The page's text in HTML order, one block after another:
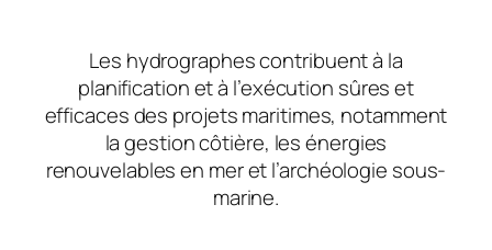
Les hydrographes contribuent à la
planification et à l’exécution sûres et
efficaces des projets maritimes, notamment
la gestion côtière, les énergies
renouvelables en mer et l’archéologie sous-
marine.